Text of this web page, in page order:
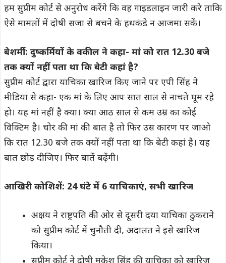
हम सुप्रीम कोर्ट से अनुरोध करेंगे कि वह गाइडलाइन जारी करे ताकि
ऐसे मामलों में दोषी सजा से बचने के हथकंडे न आजमा सकें।
बेशर्मी: दुष्कर्मियों के वकील ने कहा- मां को रात 12.30 बजे
तक क्यों नहीं पता था कि बेटी कहां है?
सुप्रीम कोर्ट द्वारा याचिका खारिज किए जाने पर एपी सिंह ने
मीडिया से कहा- एक मां के लिए आप सात साल से नाचते घूम रहे
हो। यह मां नहीं है क्या। क्या आठ साल से कम उम्र का कोई
विक्टिम है। चोर की मां की बात है तो फिर उस कारण पर जाओ
कि रात 12.30 बजे तक क्यों नहीं पता था कि बेटी कहां है। यह
बात छोड़ दीजिए। फिर बातें बढ़ेंगी।
आखिरी कोशिशें: 24 घंटे में 6 याचिकाएं, सभी खारिज
अक्षय ने राष्ट्रपति की ओर से दूसरी दया याचिका ठुकराने
को सुप्रीम कोर्ट में चुनौती दी, अदालत ने इसे खारिज
किया।